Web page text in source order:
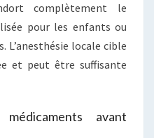
complètement le
pour les enfants ou
L’anesthésie locale cible
et peut être suffisante
avant